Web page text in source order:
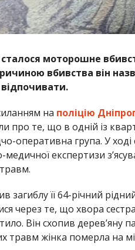
сталося моторошне
вбивства він
на поліцію
про те, що в одній із
оперативна група. У ході
експертизи
загиблу її 64-річний
через те, що хвора
Він схопив дерев’яну
травм жінка померла на